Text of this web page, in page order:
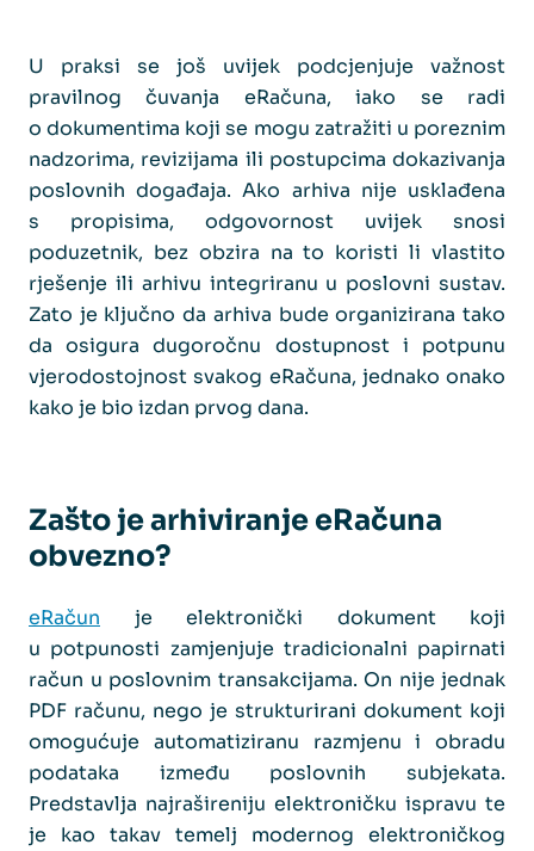
U praksi se još uvijek podcjenjuje važnost
pravilnog čuvanja eRačuna, iako se radi
o dokumentima koji se mogu zatražiti u poreznim
nadzorima, revizijama ili postupcima dokazivanja
poslovnih događaja. Ako arhiva nije usklađena
s propisima, odgovornost uvijek snosi
poduzetnik, bez obzira na to koristi li vlastito
rješenje ili arhivu integriranu u poslovni sustav.
Zato je ključno da arhiva bude organizirana tako
da osigura dugoročnu dostupnost i potpunu
vjerodostojnost svakog eRačuna, jednako onako
kako je bio izdan prvog dana.
Zašto je arhiviranje eRačuna
obvezno?
eRačun je elektronički dokument koji
u potpunosti zamjenjuje tradicionalni papirnati
račun u poslovnim transakcijama. On nije jednak
PDF računu, nego je strukturirani dokument koji
omogućuje automatiziranu razmjenu i obradu
podataka između poslovnih subjekata.
Predstavlja najrašireniju elektroničku ispravu te
je kao takav temelj modernog elektroničkog